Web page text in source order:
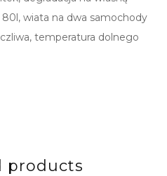
wiata na dwa samochody
temperatura dolnego
products